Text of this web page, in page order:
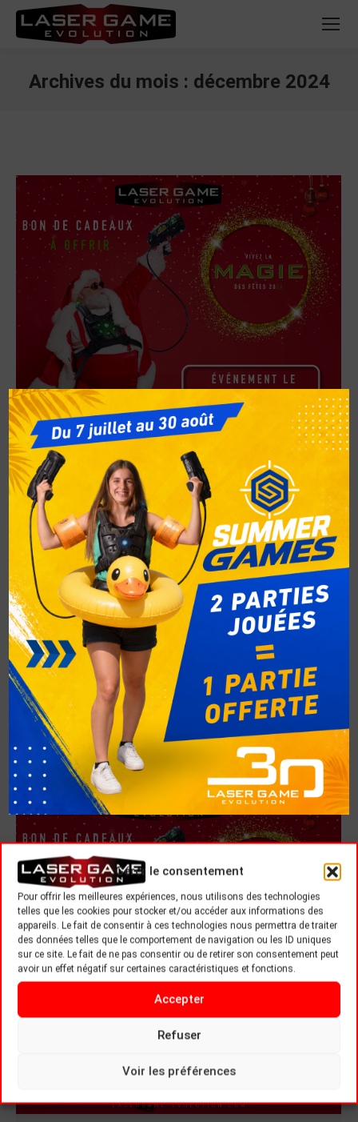
Gérer le consentement
Pour offrir les meilleures expériences, nous utilisons des technologies
telles que les cookies pour stocker et/ou accéder aux informations des
appareils. Le fait de consentir à ces technologies nous permettra de traiter
des données telles que le comportement de navigation ou les ID uniques
sur ce site. Le fait de ne pas consentir ou de retirer son consentement peut
avoir un effet négatif sur certaines caractéristiques et fonctions.
Accepter
Refuser
Voir les préférences
Archives du mois : décembre 2024
Évenement Special du 31 Décembre à
Laser Game Evolution Uccle !
Non classé ParJane Doe
15 décembre 2024
Laisser un commentaire
Pour fêter la fin de l’année en beauté, Laser Game
Evolution Uccle vous propose un événement
unique le 31 décembre de 11h à 15h. Venez vivre
des parties à volonté pendant 4 heures dans une
ambiance festive et familiale ! Tarif : 16€ par
joueur Cet événement est idéal pour passer un
moment de fun…